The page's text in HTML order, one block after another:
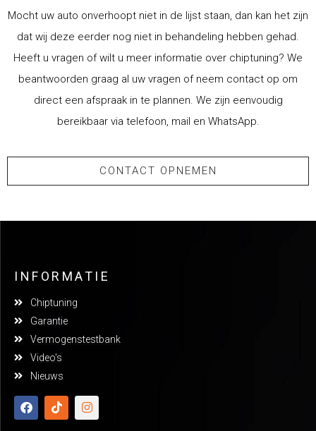
Mocht uw auto onverhoopt niet in de lijst staan, dan kan het zijn
dat wij deze eerder nog niet in behandeling hebben gehad.
Heeft u vragen of wilt u meer informatie over chiptuning? We
beantwoorden graag al uw vragen of neem contact op om
direct een afspraak in te plannen. We zijn eenvoudig
bereikbaar via telefoon, mail en WhatsApp.
CONTACT OPNEMEN
INFORMATIE
Chiptuning
Garantie
Vermogenstestbank
Video's
Nieuws